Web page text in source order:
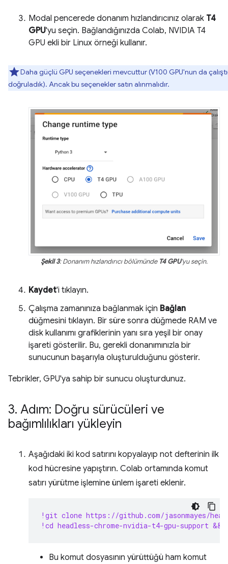
Modal pencerede donanım hızlandırıcınız olarak T4
GPU'yu seçin. Bağlandığınızda Colab, NVIDIA T4
GPU ekli bir Linux örneği kullanır.
Daha güçlü GPU seçenekleri mevcuttur (V100 GPU'nun da
doğruladık). Ancak bu seçenekler satın alınmalıdır.
Şekil 3: Donanım hızlandırıcı bölümünde T4 GPU'yu seçin.
Kaydet'i tıklayın.
Çalışma zamanınıza bağlanmak için Bağlan
düğmesini tıklayın. Bir süre sonra düğmede RAM ve
disk kullanımı grafiklerinin yanı sıra yeşil bir onay
işareti gösterilir. Bu, gerekli donanımınızla bir
sunucunun başarıyla oluşturulduğunu gösterir.
Tebrikler, GPU'ya sahip bir sunucu oluşturdunuz.
3. Adım: Doğru sürücüleri ve
bağımlılıkları yükleyin
Aşağıdaki iki kod satırını kopyalayıp not defterinin ilk
kod hücresine yapıştırın. Colab ortamında komut
satırı yürütme işlemine ünlem işareti eklenir.
!git clone https://github.com/jasonmayes/
!cd headless-chrome-nvidia-t4-gpu-support
Bu komut dosyasının yürüttüğü ham komut